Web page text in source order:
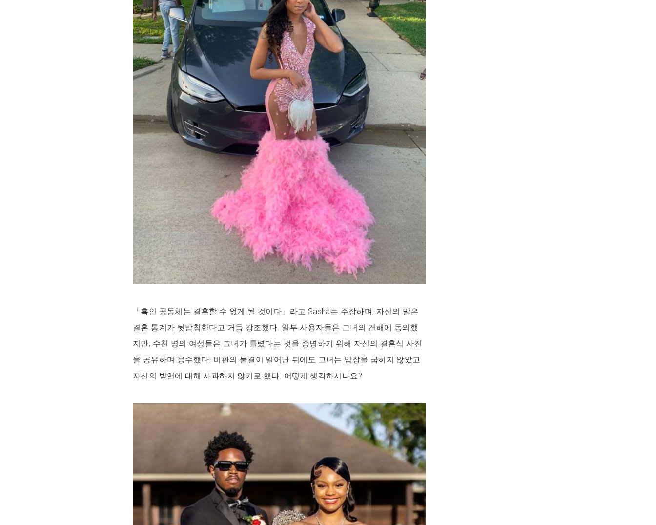
「흑인 공동체는 결혼할 수 없게 될 것이다」라고 Sasha는 주장하며, 자신의 말은
결혼 통계가 뒷받침한다고 거듭 강조했다. 일부 사용자들은 그녀의 견해에 동의했
지만, 수천 명의 여성들은 그녀가 틀렸다는 것을 증명하기 위해 자신의 결혼식 사진
을 공유하며 응수했다. 비판의 물결이 일어난 뒤에도 그녀는 입장을 굽히지 않았고
자신의 발언에 대해 사과하지 않기로 했다. 어떻게 생각하시나요?